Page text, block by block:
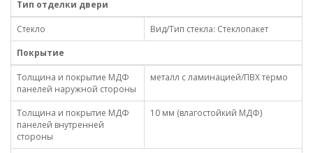
Тип отделки двери
Стекло
Вид/Тип стекла: Стеклопакет
Покрытие
Толщина и покрытие МДФ
панелей наружной стороны
металл с ламинацией/ПВХ термо
Толщина и покрытие МДФ
панелей внутренней
стороны
10 мм (влагостойкий МДФ)